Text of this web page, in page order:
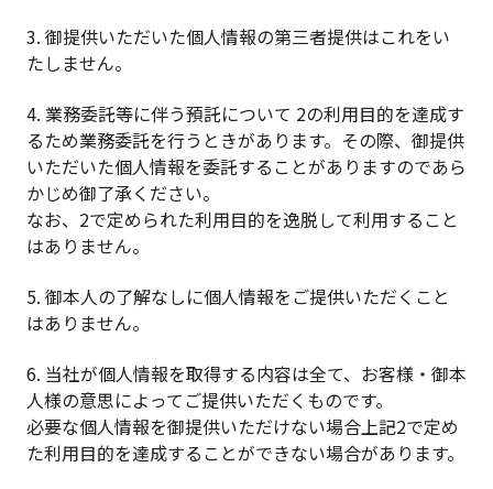
3. 御提供いただいた個人情報の第三者提供はこれをい
たしません。
4. 業務委託等に伴う預託について 2の利用目的を達成す
るため業務委託を行うときがあります。その際、御提供
いただいた個人情報を委託することがありますのであら
かじめ御了承ください。
なお、2で定められた利用目的を逸脱して利用すること
はありません。
5. 御本人の了解なしに個人情報をご提供いただくこと
はありません。
6. 当社が個人情報を取得する内容は全て、お客様・御本
人様の意思によってご提供いただくものです。
必要な個人情報を御提供いただけない場合上記2で定め
た利用目的を達成することができない場合があります。